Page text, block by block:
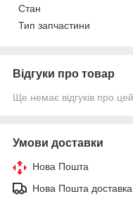
Стан
Тип запчастини
Відгуки про товар
Ще немає відгуків про
Умови доставки
Нова Пошта
Нова Пошта